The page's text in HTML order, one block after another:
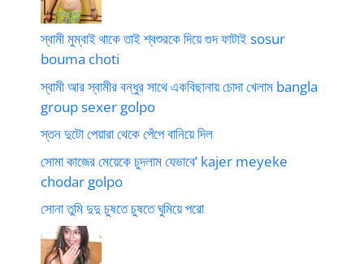
স্বামী মুম্বাই থাকে তাই শ্বশুরকে দিয়ে গুদ ফাটাই sosur
bouma choti
স্বামী আর স্বামীর বন্ধুর সাথে একবিছানায় চোদা খেলাম bangla
group sexer golpo
স্তন দুটো পেয়ারা থেকে পেঁপে বানিয়ে দিল
সোমা কাজের মেয়েকে চুদলাম যেভাবে’ kajer meyeke
chodar golpo
সোনা তুমি দুদু চুষতে চুষতে ঘুমিয়ে পরো